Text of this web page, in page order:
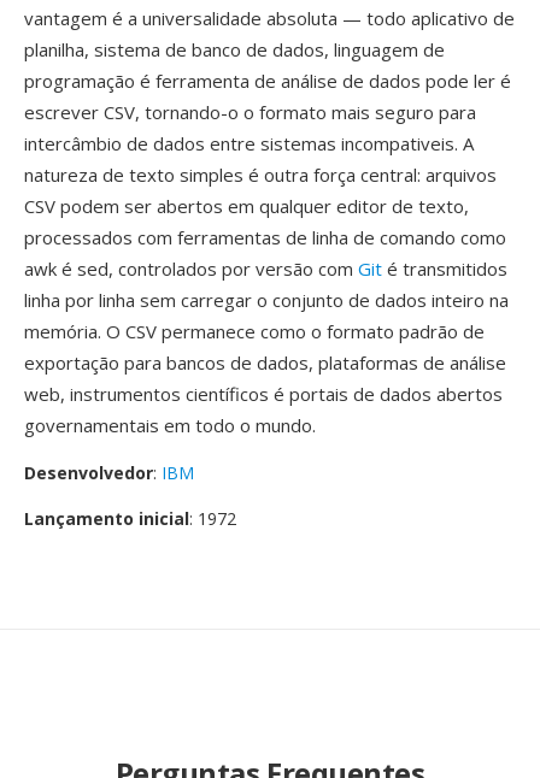
vantagem é a universalidade absoluta — todo aplicativo de
planilha, sistema de banco de dados, linguagem de
programação é ferramenta de análise de dados pode ler é
escrever CSV, tornando-o o formato mais seguro para
intercâmbio de dados entre sistemas incompativeis. A
natureza de texto simples é outra força central: arquivos
CSV podem ser abertos em qualquer editor de texto,
processados com ferramentas de linha de comando como
awk é sed, controlados por versão com Git é transmitidos
linha por linha sem carregar o conjunto de dados inteiro na
memória. O CSV permanece como o formato padrão de
exportação para bancos de dados, plataformas de análise
web, instrumentos científicos é portais de dados abertos
governamentais em todo o mundo.
Desenvolvedor: IBM
Lançamento inicial: 1972